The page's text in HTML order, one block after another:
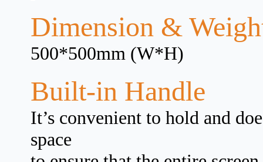
Dimension &
500*500mm (W*H)
Built-in Handle
It’s convenient to hold and
space